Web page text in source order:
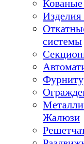
Изделия
системы
Жалюзи